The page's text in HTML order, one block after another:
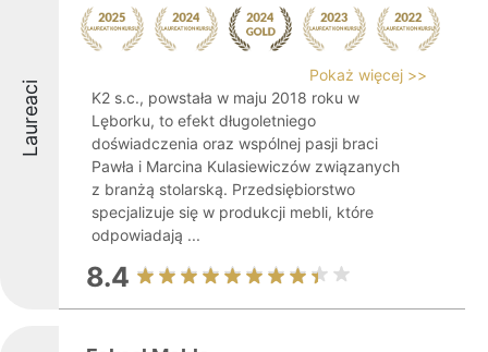
Laureaci
Pokaż więcej >>
K2 s.c., powstała w maju 2018 roku w
Lęborku, to efekt długoletniego
doświadczenia oraz wspólnej pasji braci
Pawła i Marcina Kulasiewiczów związanych
z branżą stolarską. Przedsiębiorstwo
specjalizuje się w produkcji mebli, które
odpowiadają ...
8.4